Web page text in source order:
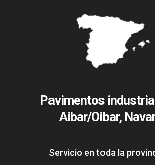
Pavimentos
Aibar/Oibar,
Servicio en toda la